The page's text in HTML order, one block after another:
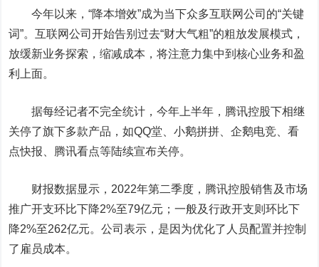
今年以来，“降本增效”成为当下众多互联网公司的“关键
词”。互联网公司开始告别过去“财大气粗”的粗放发展模式，
放缓新业务探索，缩减成本，将注意力集中到核心业务和盈
利上面。
据每经记者不完全统计，今年上半年，腾讯控股下相继
关停了旗下多款产品，如QQ堂、小鹅拼拼、企鹅电竞、看
点快报、腾讯看点等陆续宣布关停。
财报数据显示，2022年第二季度，腾讯控股销售及市场
推广开支环比下降2%至79亿元；一般及行政开支则环比下
降2%至262亿元。公司表示，是因为优化了人员配置并控制
了雇员成本。